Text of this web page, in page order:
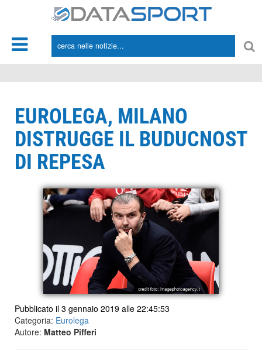
EUROLEGA, MILANO
DISTRUGGE IL BUDUCNOST
DI REPESA
Pubblicato il 3 gennaio 2019 alle 22:45:53
Categoria: Eurolega
Autore: Matteo Pifferi